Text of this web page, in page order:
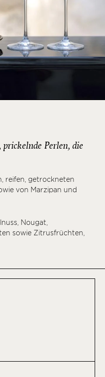
Perlen, die
reifen, getrockneten
von Marzipan und
Nougat,
sowie Zitrusfrüchten,